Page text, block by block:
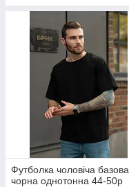
Футболка чоловіча базова
чорна однотонна 44-50р